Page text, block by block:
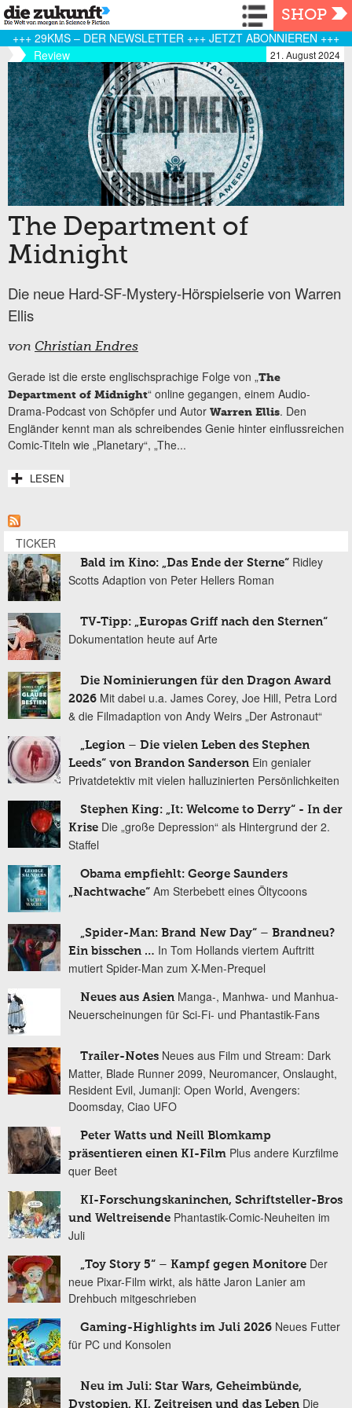
Navigation
SHOP
+++ 29KMS – DER NEWSLETTER +++ JETZT ABONNIEREN +++
Review
21. August 2024
The Department of
Midnight
Die neue Hard-SF-Mystery-Hörspielserie von Warren
Ellis
von Christian Endres
Gerade ist die erste englischsprachige Folge von „The
Department of Midnight“ online gegangen, einem Audio-
Drama-Podcast von Schöpfer und Autor Warren Ellis. Den
Engländer kennt man als schreibendes Genie hinter einflussreichen
Comic-Titeln wie „Planetary“, „The...
LESEN
TICKER
Bald im Kino: „Das Ende der Sterne“ Ridley
Scotts Adaption von Peter Hellers Roman
TV-Tipp: „Europas Griff nach den Sternen“
Dokumentation heute auf Arte
Die Nominierungen für den Dragon Award
2026 Mit dabei u.a. James Corey, Joe Hill, Petra Lord
& die Filmadaption von Andy Weirs „Der Astronaut“
„Legion – Die vielen Leben des Stephen
Leeds“ von Brandon Sanderson Ein genialer
Privatdetektiv mit vielen halluzinierten Persönlichkeiten
Stephen King: „It: Welcome to Derry“ - In der
Krise Die „große Depression“ als Hintergrund der 2.
Staffel
Obama empfiehlt: George Saunders
„Nachtwache“ Am Sterbebett eines Öltycoons
„Spider-Man: Brand New Day“ – Brandneu?
Ein bisschen … In Tom Hollands viertem Auftritt
mutiert Spider-Man zum X-Men-Prequel
Neues aus Asien Manga-, Manhwa- und Manhua-
Neuerscheinungen für Sci-Fi- und Phantastik-Fans
Trailer-Notes Neues aus Film und Stream: Dark
Matter, Blade Runner 2099, Neuromancer, Onslaught,
Resident Evil, Jumanji: Open World, Avengers:
Doomsday, Ciao UFO
Peter Watts und Neill Blomkamp
präsentieren einen KI-Film Plus andere Kurzfilme
quer Beet
KI-Forschungskaninchen, Schriftsteller-Bros
und Weltreisende Phantastik-Comic-Neuheiten im
Juli
„Toy Story 5“ – Kampf gegen Monitore Der
neue Pixar-Film wirkt, als hätte Jaron Lanier am
Drehbuch mitgeschrieben
Gaming-Highlights im Juli 2026 Neues Futter
für PC und Konsolen
Neu im Juli: Star Wars, Geheimbünde,
Dystopien, KI, Zeitreisen und das Leben Die